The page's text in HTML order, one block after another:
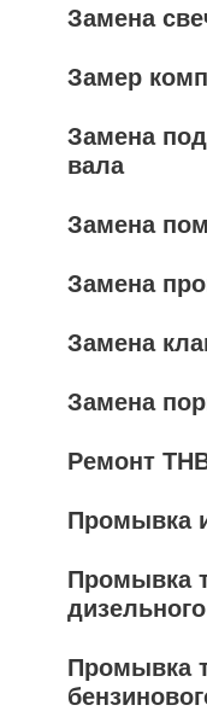
Замена
Замер
Замена
вала
Замена
Замена
Замена
Замена
Ремонт
Промывка
Промывка
Промывка